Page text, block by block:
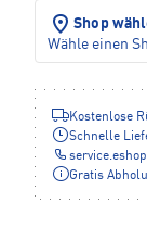
Shop
Wähle einen
Kostenlose
Schnelle
service.eshop
Gratis